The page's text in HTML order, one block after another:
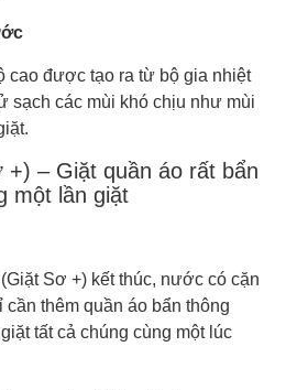
được tạo ra từ bộ gia nhiệt
sạch các mùi khó chịu như mùi
+) – Giặt quần áo rất bẩn
một lần giặt
Sơ +) kết thúc, nước có cặn
thêm quần áo bẩn thông
tất cả chúng cùng một lúc